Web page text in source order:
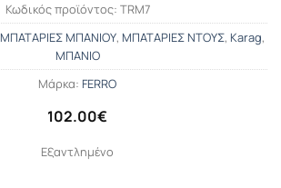
Κωδικός προϊόντος: TRM7
ΜΠΑΤΑΡΙΕΣ ΜΠΑΝΙΟΥ, ΜΠΑΤΑΡΙΕΣ ΝΤΟΥΣ, Karag,
ΜΠΑΝΙΟ
Μάρκα: FERRO
102.00€
Εξαντλημένο